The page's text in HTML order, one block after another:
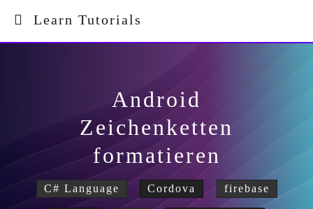
Learn Tutorials
Android
Zeichenketten
formatieren
C# Language Cordova firebase